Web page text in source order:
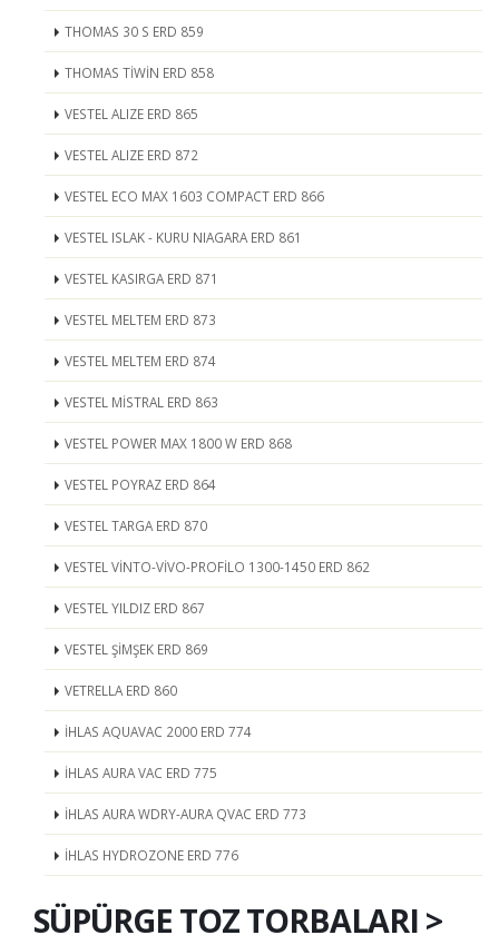
THOMAS 30 S ERD 859
THOMAS TİWİN ERD 858
VESTEL ALIZE ERD 865
VESTEL ALIZE ERD 872
VESTEL ECO MAX 1603 COMPACT ERD 866
VESTEL ISLAK - KURU NIAGARA ERD 861
VESTEL KASIRGA ERD 871
VESTEL MELTEM ERD 873
VESTEL MELTEM ERD 874
VESTEL MİSTRAL ERD 863
VESTEL POWER MAX 1800 W ERD 868
VESTEL POYRAZ ERD 864
VESTEL TARGA ERD 870
VESTEL VİNTO-VİVO-PROFİLO 1300-1450 ERD 862
VESTEL YILDIZ ERD 867
VESTEL ŞİMŞEK ERD 869
VETRELLA ERD 860
İHLAS AQUAVAC 2000 ERD 774
İHLAS AURA VAC ERD 775
İHLAS AURA WDRY-AURA QVAC ERD 773
İHLAS HYDROZONE ERD 776
SÜPÜRGE TOZ TORBALARI >